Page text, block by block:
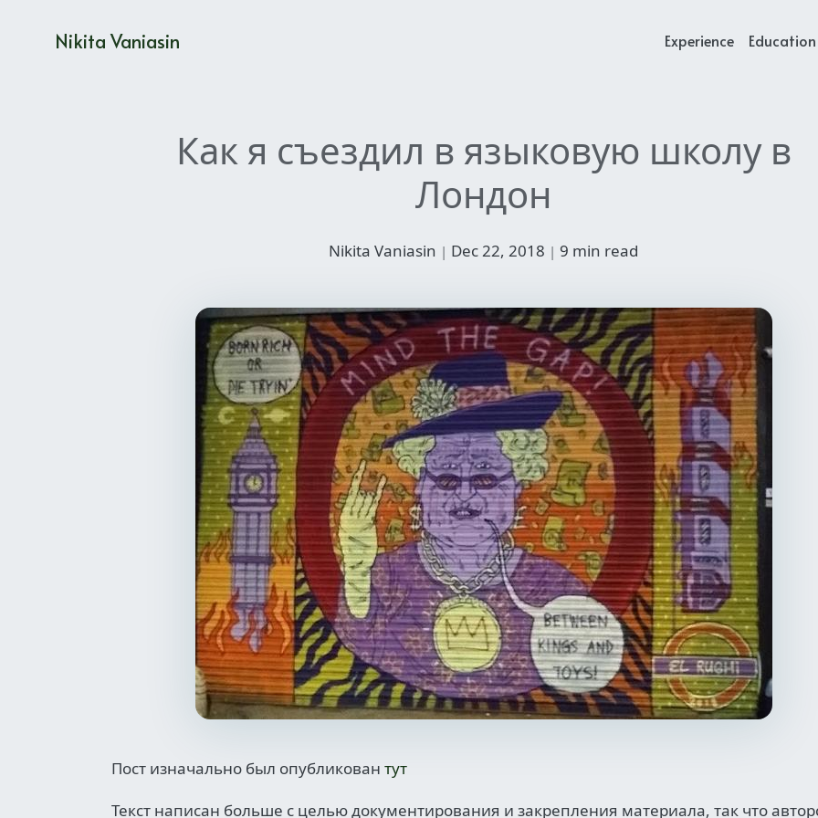
Nikita Vaniasin Experience
Как я съездил в языковую школу в
Лондон
Nikita Vaniasin | Dec 22, 2018 | 9 min read
Пост изначально был опубликован тут
Текст написан больше с целью документирования и закрепления материала, так что